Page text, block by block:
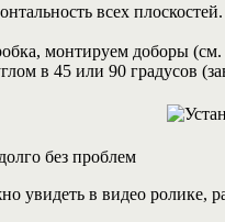
всех
монтируем доборы (см.
в 45 или 90 градусов
без проблем
увидеть в видео ролике,